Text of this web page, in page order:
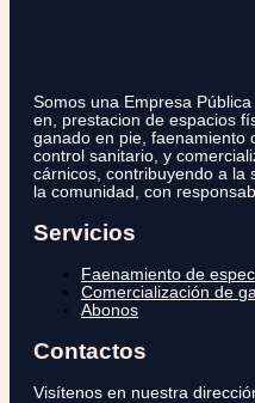
Somos una Empresa
en, prestacion de espacios
ganado en pie, faenamiento
control sanitario, y
cárnicos, contribuyendo a la
la comunidad, con
Servicios
Faenamiento de
Comercialización de
Abonos
Contactos
Visítenos en nuestra